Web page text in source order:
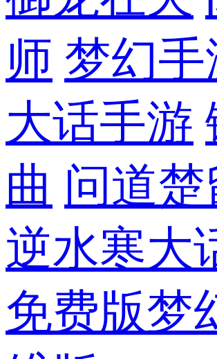
师 梦幻手
大话手游
曲 问道楚
逆水寒大
免费版梦